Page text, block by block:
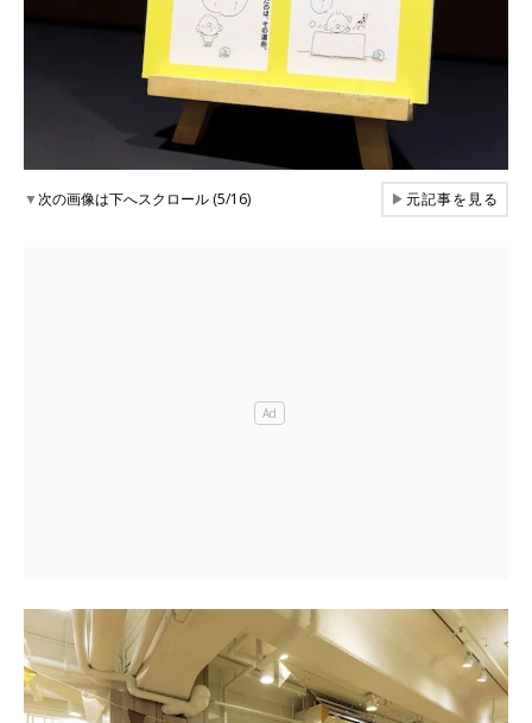
▼次の画像は下へスクロール (5/16) ▶元記事を見る